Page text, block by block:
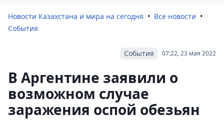
Новости Казахстана и мира на сегодня
Все новости
События
07:22, 23 мая 2022
События
В Аргентине заявили о
возможном случае
заражения оспой обезьян